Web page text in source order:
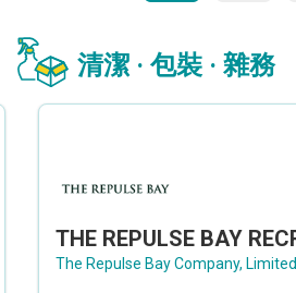
清潔 · 包裝 · 雜務
The Repulse Bay Company, Limited